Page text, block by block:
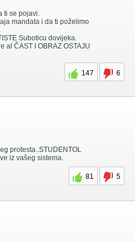
ti se pojavi.
mandata i da ti poželimo
Suboticu dovijeka.
al ČAST I OBRAZ OSTAJU
147
6
protesta..STUDENTOL
iz vašeg sistema.
81
5